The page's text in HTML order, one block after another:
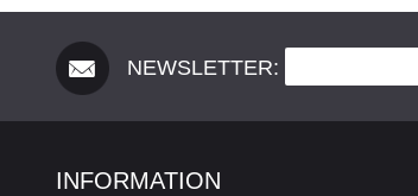
NEWSLETTER:
INFORMATION